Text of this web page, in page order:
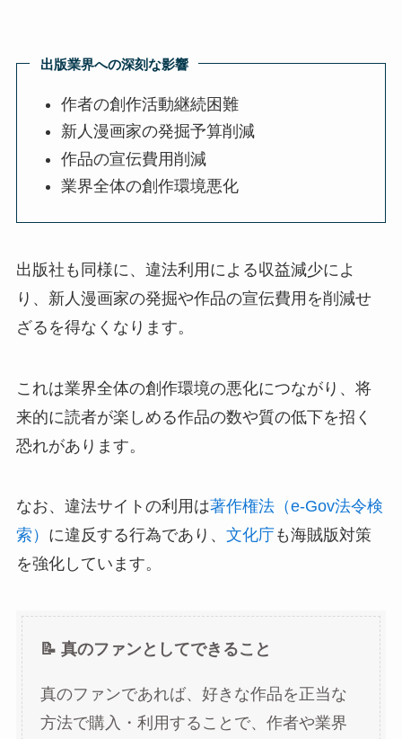
出版業界への深刻な影響
作者の創作活動継続困難
新人漫画家の発掘予算削減
作品の宣伝費用削減
業界全体の創作環境悪化
出版社も同様に、違法利用による収益減少によ
り、新人漫画家の発掘や作品の宣伝費用を削減せ
ざるを得なくなります。
これは業界全体の創作環境の悪化につながり、将
来的に読者が楽しめる作品の数や質の低下を招く
恐れがあります。
なお、違法サイトの利用は著作権法（e-Gov法令検
索） に違反する行為であり、 文化庁も海賊版対策
を強化しています。
📝 真のファンとしてできること
真のファンであれば、好きな作品を正当な
方法で購入・利用することで、作者や業界